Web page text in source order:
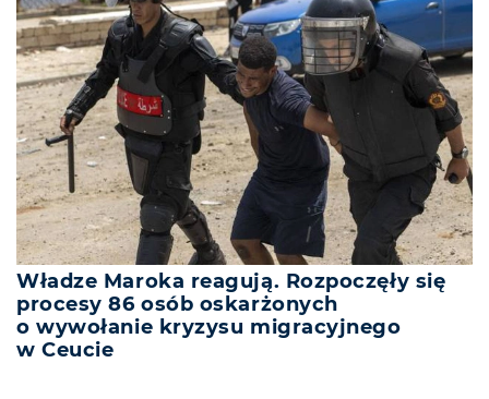
Władze Maroka reagują. Rozpoczęły się
procesy 86 osób oskarżonych
o wywołanie kryzysu migracyjnego
w Ceucie